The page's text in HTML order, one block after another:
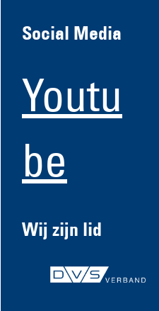
Social Media
Youtu
be
Wij zijn lid